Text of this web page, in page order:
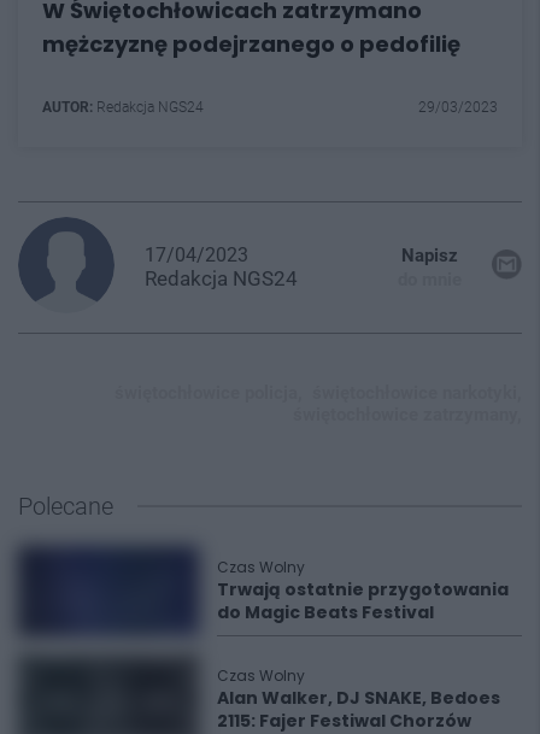
W Świętochłowicach zatrzymano
mężczyznę podejrzanego o pedofilię
AUTOR: Redakcja NGS24 29/03/2023
17/04/2023
Redakcja NGS24
Napisz
Polecane
Czas Wolny
Trwają ostatnie przygotowania
do Magic Beats Festival
Czas Wolny
Alan Walker, DJ SNAKE, Bedoes
2115: Fajer Festiwal Chorzów